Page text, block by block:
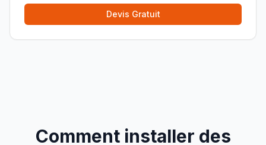
Devis Gratuit
Comment installer des